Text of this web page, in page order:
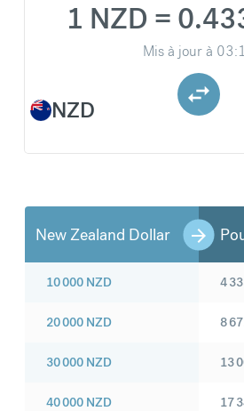
NZD
1 NZD =
Mis à jour à
New Zealand Dollar
10 000 NZD
20 000 NZD
30 000 NZD
40 000 NZD
4
8
13
17